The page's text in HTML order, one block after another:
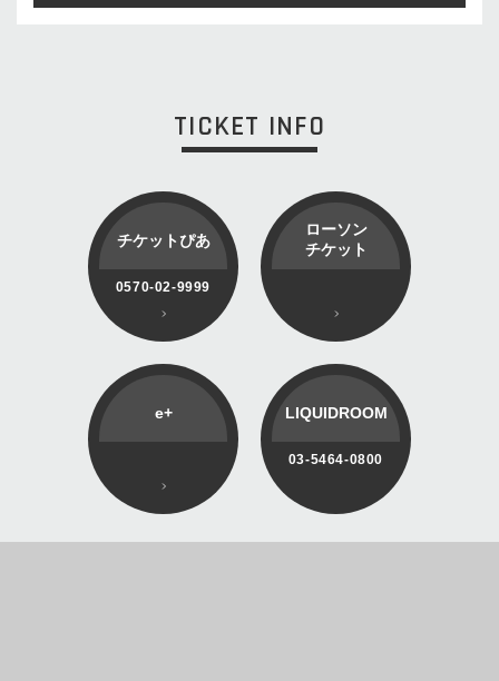
TICKET INFO
チケットぴあ
0570-02-9999
ローソン
チケット
e+ LIQUIDROOM
03-5464-0800